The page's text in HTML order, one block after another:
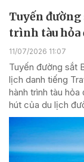
Tuyến đường
trình tàu hỏa
11/07/2026 11:07
Tuyến đường sắt
lịch danh tiếng
hành trình tàu
hút của du lịch